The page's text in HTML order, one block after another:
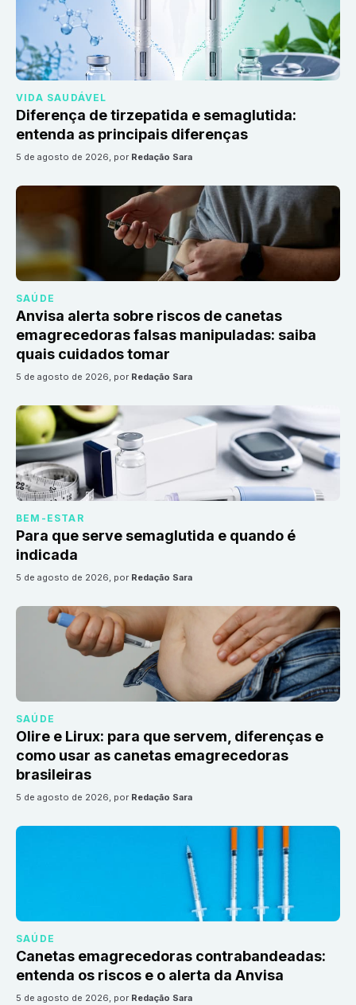
VIDA SAUDÁVEL
Diferença de tirzepatida e semaglutida:
entenda as principais diferenças
5 de agosto de 2026, por Redação Sara
SAÚDE
Anvisa alerta sobre riscos de canetas
emagrecedoras falsas manipuladas: saiba
quais cuidados tomar
5 de agosto de 2026, por Redação Sara
BEM-ESTAR
Para que serve semaglutida e quando é
indicada
5 de agosto de 2026, por Redação Sara
SAÚDE
Olire e Lirux: para que servem, diferenças e
como usar as canetas emagrecedoras
brasileiras
5 de agosto de 2026, por Redação Sara
SAÚDE
Canetas emagrecedoras contrabandeadas:
entenda os riscos e o alerta da Anvisa
5 de agosto de 2026, por Redação Sara